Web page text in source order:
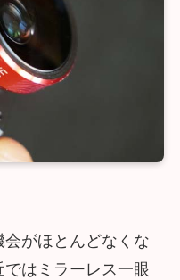
がほとんどなくな
はミラーレス一眼